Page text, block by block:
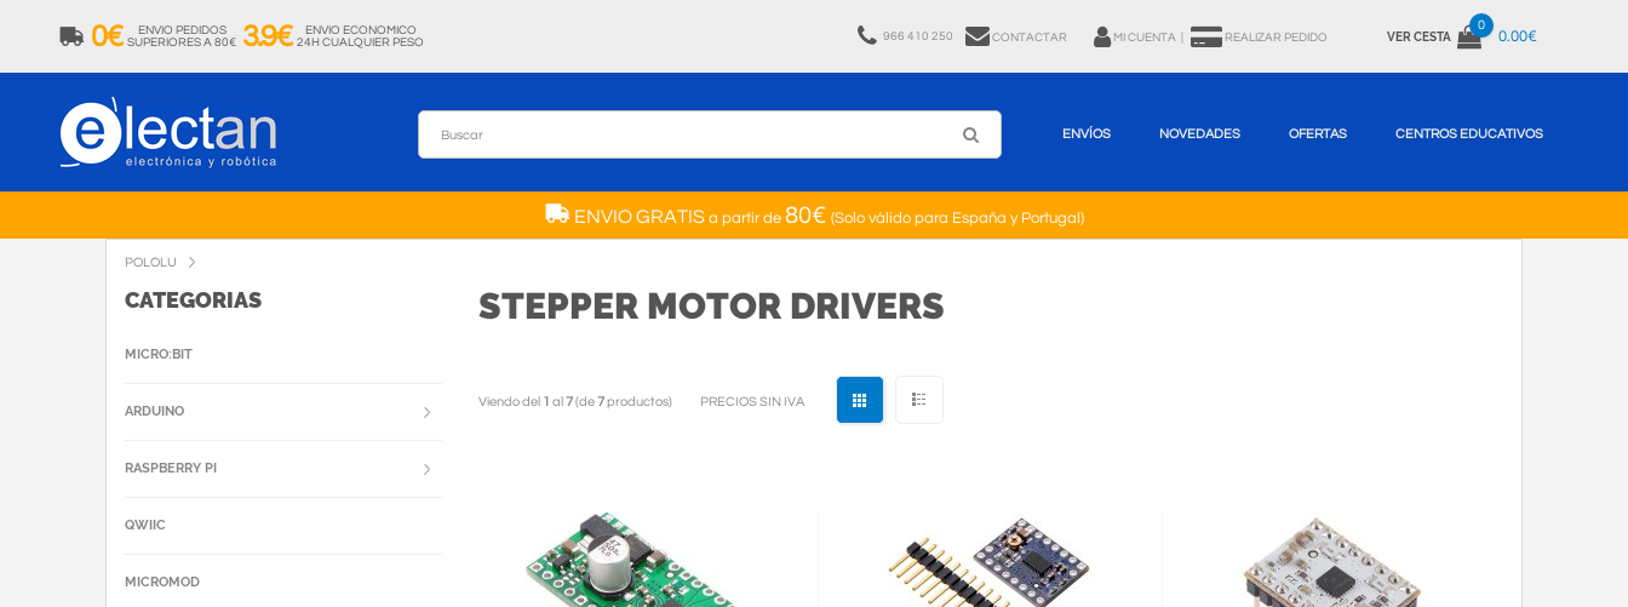
0€
ENVIO PEDIDOS
SUPERIORES A 80€ 3.9€
ENVIO ECONOMICO
24H CUALQUIER PESO
966 410 250 CONTACTAR MI CUENTA REALIZAR PEDIDO VER CESTA
0
0.00€
ENVÍOS NOVEDADES OFERTAS CENTROS EDUCATIVOS
ENVIO GRATISa partir de 80€ (Solo válido para España y Portugal)
POLOLU
STEPPER MOTOR DRIVERS
Viendo del 1 al 7(de7productos) PRECIOS SIN IVA
CATEGORIAS
MICRO:BIT
ARDUINO
RASPBERRY PI
QWIIC
MICROMOD